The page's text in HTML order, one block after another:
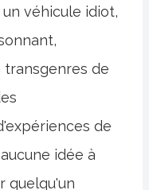
véhicule idiot,
de
de
idée à
quelqu'un